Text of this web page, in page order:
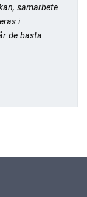
samarbete
i
de bästa